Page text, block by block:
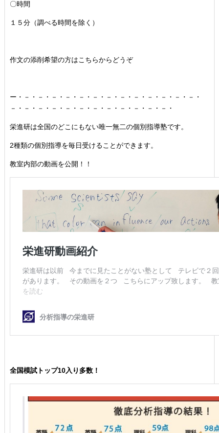
〇時間
１５分（調べる時間を除く）
作文の添削希望の方はこちらからどうぞ
ー・－・－・－・－・－・－・－・－・－・－・－・－・－・
－・－・－・－・－・－・－・－・－・－・－・－・
栄進研は全国のどこにもない唯一無二の個別指導塾です。
2種類の個別指導を毎日受けることができます。
教室内部の動画を公開！！
全国模試トップ10入り多数！